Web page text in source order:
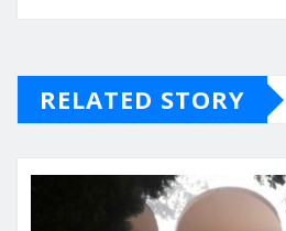
RELATED STORY